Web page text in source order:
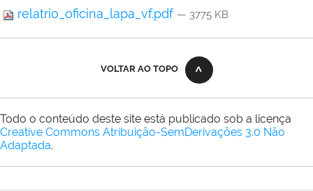
relatrio_oficina_lapa_vf.pdf — 3775 KB
VOLTAR AO TOPO
Todo o conteúdo deste site está publicado sob a licença
Creative Commons Atribuição-SemDerivações 3.0 Não
Adaptada.